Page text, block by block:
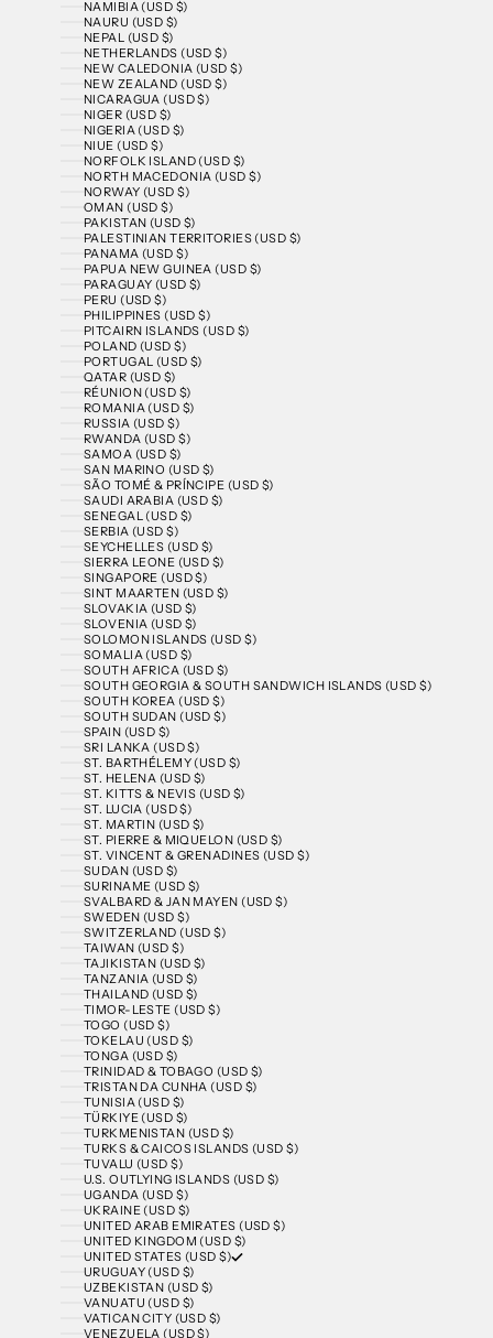
NAMIBIA (USD $)
NAURU (USD $)
NEPAL (USD $)
NETHERLANDS (USD $)
NEW CALEDONIA (USD $)
NEW ZEALAND (USD $)
NICARAGUA (USD $)
NIGER (USD $)
NIGERIA (USD $)
NIUE (USD $)
NORFOLK ISLAND (USD $)
NORTH MACEDONIA (USD $)
NORWAY (USD $)
OMAN (USD $)
PAKISTAN (USD $)
PALESTINIAN TERRITORIES (USD $)
PANAMA (USD $)
PAPUA NEW GUINEA (USD $)
PARAGUAY (USD $)
PERU (USD $)
PHILIPPINES (USD $)
PITCAIRN ISLANDS (USD $)
POLAND (USD $)
PORTUGAL (USD $)
QATAR (USD $)
RÉUNION (USD $)
ROMANIA (USD $)
RUSSIA (USD $)
RWANDA (USD $)
SAMOA (USD $)
SAN MARINO (USD $)
SÃO TOMÉ & PRÍNCIPE (USD $)
SAUDI ARABIA (USD $)
SENEGAL (USD $)
SERBIA (USD $)
SEYCHELLES (USD $)
SIERRA LEONE (USD $)
SINGAPORE (USD $)
SINT MAARTEN (USD $)
SLOVAKIA (USD $)
SLOVENIA (USD $)
SOLOMON ISLANDS (USD $)
SOMALIA (USD $)
SOUTH AFRICA (USD $)
SOUTH GEORGIA & SOUTH SANDWICH ISLANDS (USD $)
SOUTH KOREA (USD $)
SOUTH SUDAN (USD $)
SPAIN (USD $)
SRI LANKA (USD $)
ST. BARTHÉLEMY (USD $)
ST. HELENA (USD $)
ST. KITTS & NEVIS (USD $)
ST. LUCIA (USD $)
ST. MARTIN (USD $)
ST. PIERRE & MIQUELON (USD $)
ST. VINCENT & GRENADINES (USD $)
SUDAN (USD $)
SURINAME (USD $)
SVALBARD & JAN MAYEN (USD $)
SWEDEN (USD $)
SWITZERLAND (USD $)
TAIWAN (USD $)
TAJIKISTAN (USD $)
TANZANIA (USD $)
THAILAND (USD $)
TIMOR-LESTE (USD $)
TOGO (USD $)
TOKELAU (USD $)
TONGA (USD $)
TRINIDAD & TOBAGO (USD $)
TRISTAN DA CUNHA (USD $)
TUNISIA (USD $)
TÜRKIYE (USD $)
TURKMENISTAN (USD $)
TURKS & CAICOS ISLANDS (USD $)
TUVALU (USD $)
U.S. OUTLYING ISLANDS (USD $)
UGANDA (USD $)
UKRAINE (USD $)
UNITED ARAB EMIRATES (USD $)
UNITED KINGDOM (USD $)
UNITED STATES (USD $)
URUGUAY (USD $)
UZBEKISTAN (USD $)
VANUATU (USD $)
VATICAN CITY (USD $)
VENEZUELA (USD $)